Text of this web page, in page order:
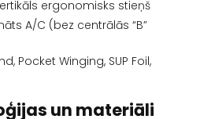
ergonomisks stieņš
A/C (bez centrālās “B”
Pocket Winging, SUP Foil,
un materiāli